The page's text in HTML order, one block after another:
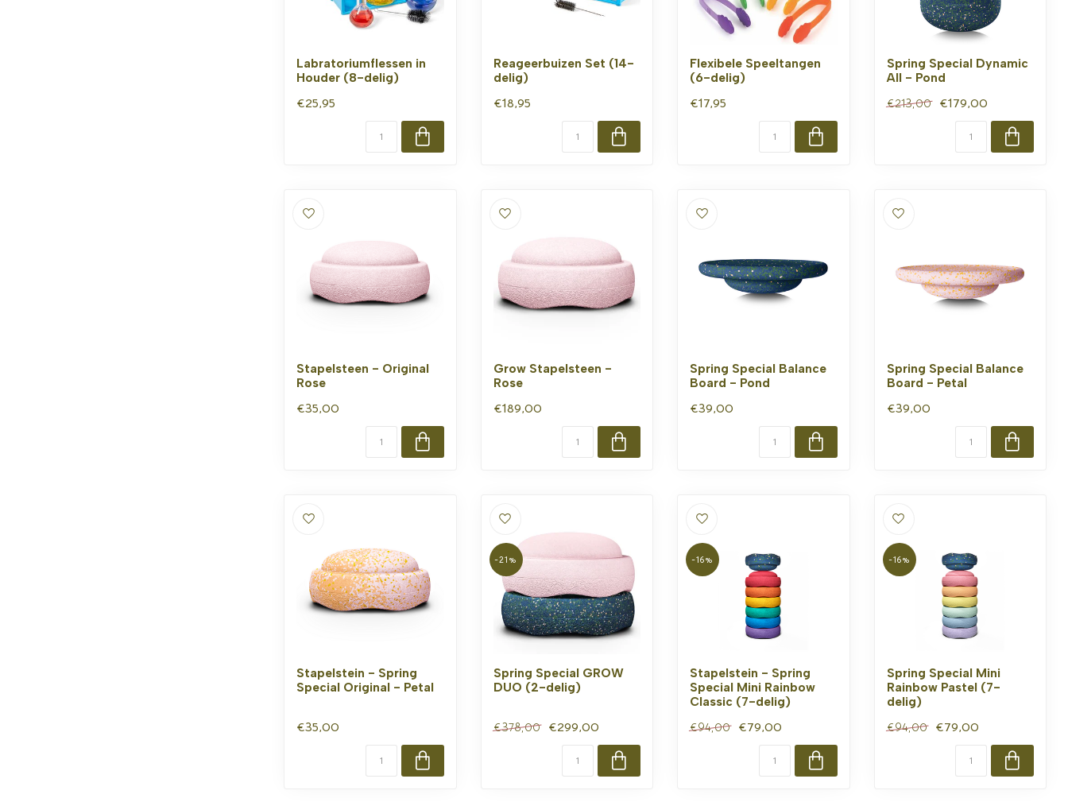
Labratoriumflessen in
Houder (8-delig)
€25,95
Reageerbuizen Set (14-
delig)
€18,95
Flexibele Speeltangen
(6-delig)
€17,95
Spring Special Dynamic
All - Pond
€213,00 €179,00
Stapelsteen - Original
Rose
€35,00
Grow Stapelsteen -
Rose
€189,00
Spring Special Balance
Board - Pond
€39,00
Spring Special Balance
Board - Petal
€39,00
Stapelstein - Spring
Special Original - Petal
€35,00
-21%
Spring Special GROW
DUO (2-delig)
€378,00 €299,00
-16%
Stapelstein - Spring
Special Mini Rainbow
Classic (7-delig)
€94,00 €79,00
-16%
Spring Special Mini
Rainbow Pastel (7-
delig)
€94,00 €79,00